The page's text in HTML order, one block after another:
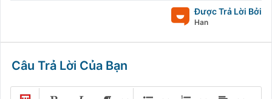
Được Trả Lời Bởi
Han
Câu Trả Lời Của Bạn